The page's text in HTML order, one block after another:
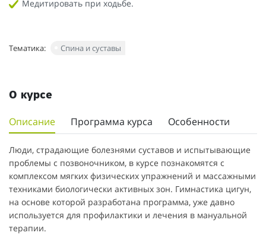
Медитировать при ходьбе.
Тематика: Спина и суставы
О курсе
Описание Программа курса Особенности
Люди, страдающие болезнями суставов и испытывающие
проблемы с позвоночником, в курсе познакомятся с
комплексом мягких физических упражнений и массажными
техниками биологически активных зон. Гимнастика цигун,
на основе которой разработана программа, уже давно
используется для профилактики и лечения в мануальной
терапии.